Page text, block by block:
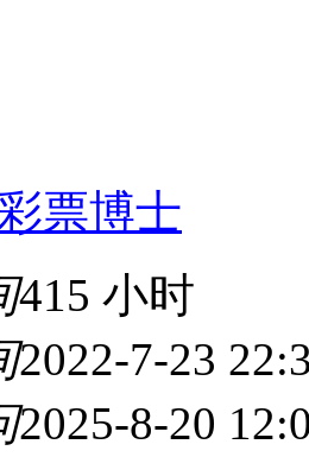
票博士
415 小时
2022-7-23
2025-8-20